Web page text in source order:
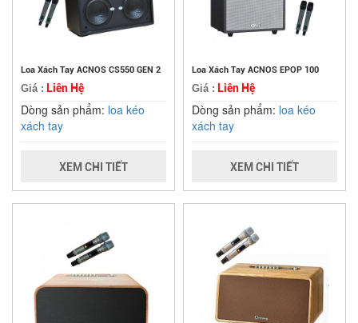
Loa Xách Tay ACNOS CS550 GEN 2
Giá : Liên Hệ
Dòng sản phẩm: loa kéo
xách tay
XEM CHI TIẾT
Loa Xách Tay ACNOS EPOP 100
Giá : Liên Hệ
Dòng sản phẩm: loa kéo
xách tay
XEM CHI TIẾT